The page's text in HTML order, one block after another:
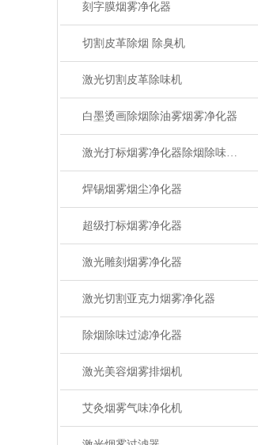
刻字膜烟雾净化器
切割皮革除烟 除臭机
激光切割皮革除味机
白墨烫画除烟除油雾烟雾净化器
激光打标烟雾净化器除烟除味设备
焊锡烟雾烟尘净化器
超级打标烟雾净化器
激光雕刻烟雾净化器
激光切割亚克力烟雾净化器
除烟除味过滤净化器
激光美容烟雾排烟机
艾灸烟雾气味净化机